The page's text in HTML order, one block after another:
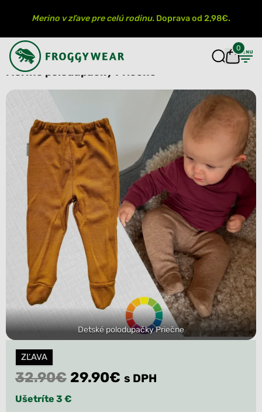
Merino v zľave pre celú rodinu. Doprava od 2,98€.
0
Merino polodupačky Priečne
Detské polodupačky Priečne
ZĽAVA
32.90€ Original
price
29.90€ Current
s DPH
Ušetríte 3 €